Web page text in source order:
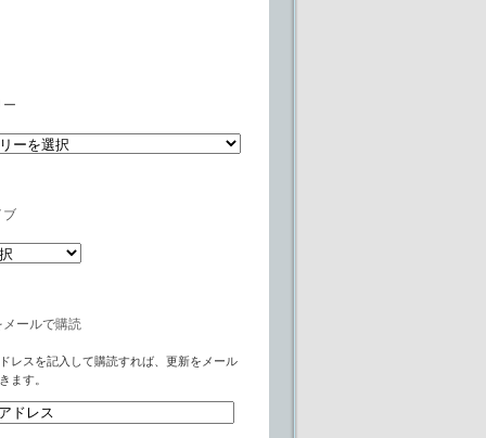
ー
ブ
メールで購読
レスを記入して購読すれば、更新をメール
ます。